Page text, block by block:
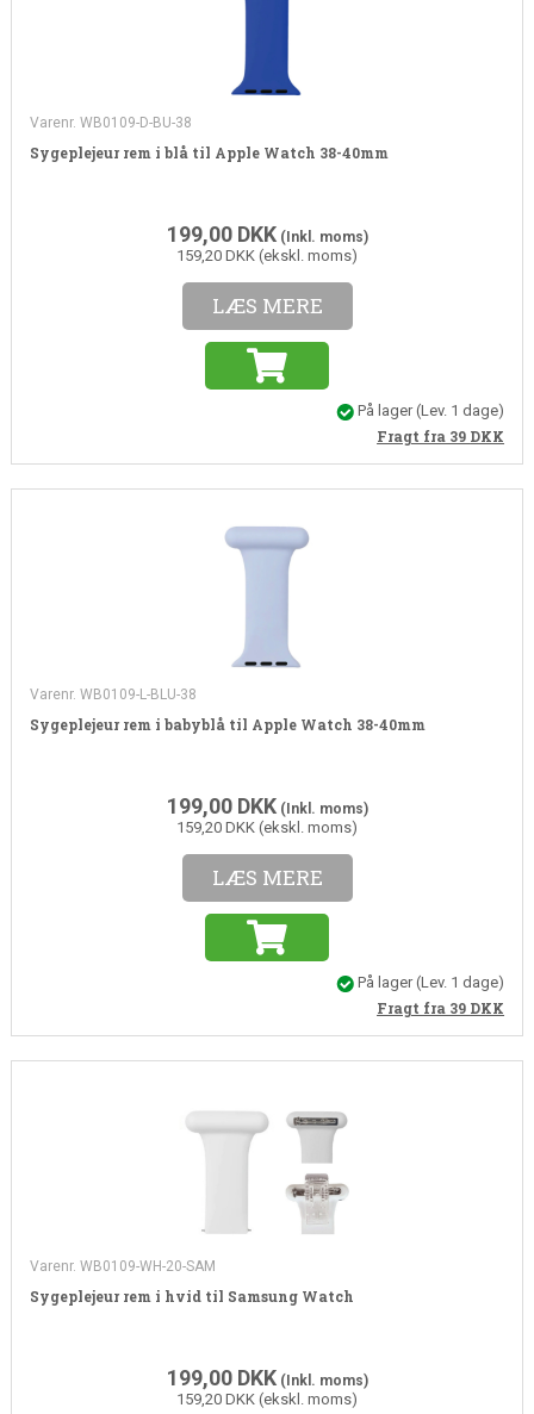
Varenr. WB0109-D-BU-38
Sygeplejeur rem i blå til Apple Watch 38-40mm
199,00 DKK(Inkl. moms)
159,20 DKK (ekskl. moms)
LÆS MERE
På lager(Lev. 1 dage)
Fragt fra 39 DKK
Varenr. WB0109-L-BLU-38
Sygeplejeur rem i babyblå til Apple Watch 38-40mm
199,00 DKK(Inkl. moms)
159,20 DKK (ekskl. moms)
LÆS MERE
På lager(Lev. 1 dage)
Fragt fra 39 DKK
Varenr. WB0109-WH-20-SAM
Sygeplejeur rem i hvid til Samsung Watch
199,00 DKK(Inkl. moms)
159,20 DKK (ekskl. moms)